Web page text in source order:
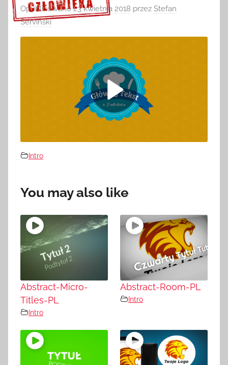
Sprawdź szczegóły >>>
Opublikowano23 kwietnia 2018 przez Stefan
Serviński
Intro
You may also like
Abstract-Micro-
Titles-PL
Intro
Abstract-Room-PL
Intro